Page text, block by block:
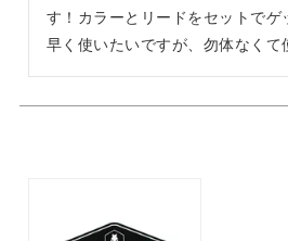
す！カラーとリードをセットでゲ
早く使いたいですが、勿体なくて